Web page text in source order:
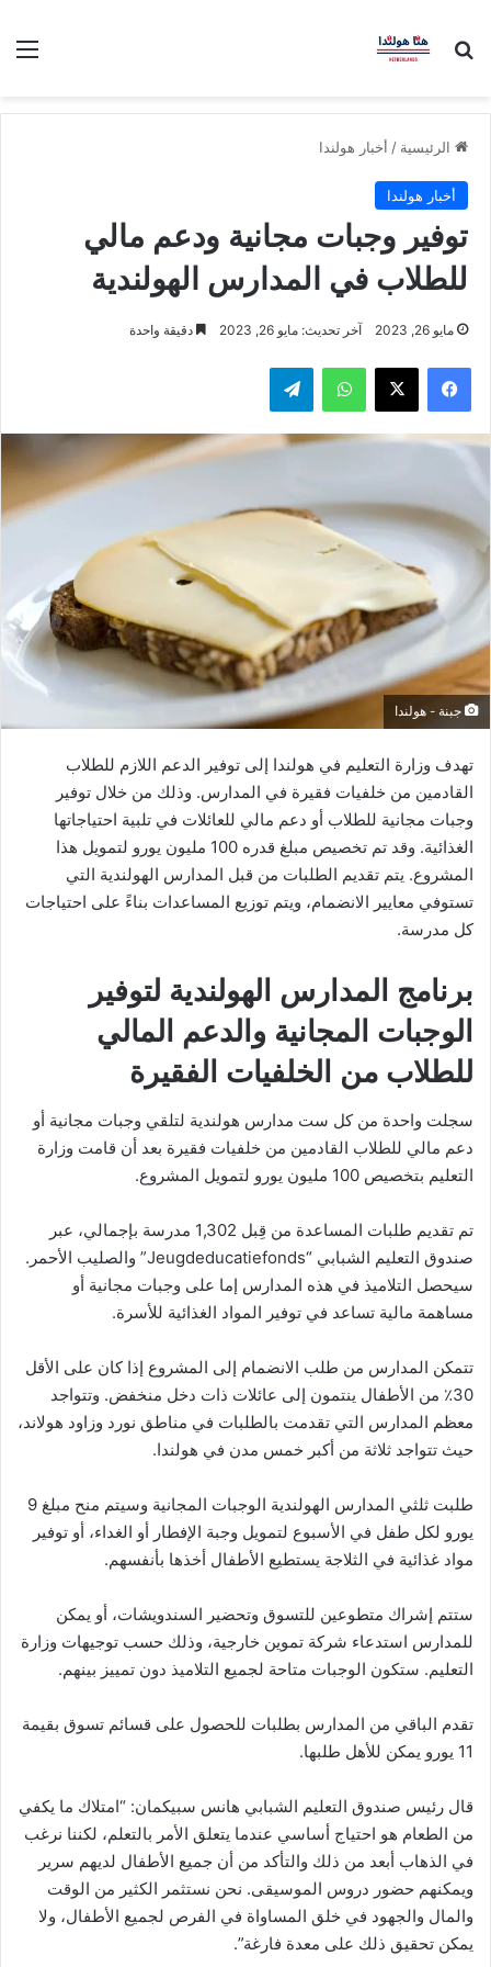
بحث عن
الرئيسية / أخبار هولندا
أخبار هولندا
توفير وجبات مجانية ودعم مالي
للطلاب في المدارس الهولندية
مايو 26, 2023 آخر تحديث: مايو 26, 2023 دقيقة واحدة
فيسبوك ‫X واتساب تيلقرام
جبنة - هولندا
تهدف وزارة التعليم في هولندا إلى توفير الدعم اللازم للطلاب
القادمين من خلفيات فقيرة في المدارس. وذلك من خلال توفير
وجبات مجانية للطلاب أو دعم مالي للعائلات في تلبية احتياجاتها
الغذائية. وقد تم تخصيص مبلغ قدره 100 مليون يورو لتمويل هذا
المشروع. يتم تقديم الطلبات من قبل المدارس الهولندية التي
تستوفي معايير الانضمام، ويتم توزيع المساعدات بناءً على احتياجات
كل مدرسة.
برنامج المدارس الهولندية لتوفير
الوجبات المجانية والدعم المالي
للطلاب من الخلفيات الفقيرة
سجلت واحدة من كل ست مدارس هولندية لتلقي وجبات مجانية أو
دعم مالي للطلاب القادمين من خلفيات فقيرة بعد أن قامت وزارة
التعليم بتخصيص 100 مليون يورو لتمويل المشروع.
تم تقديم طلبات المساعدة من قِبل 1,302 مدرسة بإجمالي، عبر
صندوق التعليم الشبابي “Jeugdeducatiefonds” والصليب الأحمر.
سيحصل التلاميذ في هذه المدارس إما على وجبات مجانية أو
مساهمة مالية تساعد في توفير المواد الغذائية للأسرة.
تتمكن المدارس من طلب الانضمام إلى المشروع إذا كان على الأقل
30٪ من الأطفال ينتمون إلى عائلات ذات دخل منخفض. وتتواجد
معظم المدارس التي تقدمت بالطلبات في مناطق نورد وزاود هولاند،
حيث تتواجد ثلاثة من أكبر خمس مدن في هولندا.
طلبت ثلثي المدارس الهولندية الوجبات المجانية وسيتم منح مبلغ 9
يورو لكل طفل في الأسبوع لتمويل وجبة الإفطار أو الغداء، أو توفير
مواد غذائية في الثلاجة يستطيع الأطفال أخذها بأنفسهم.
ستتم إشراك متطوعين للتسوق وتحضير السندويشات، أو يمكن
للمدارس استدعاء شركة تموين خارجية، وذلك حسب توجيهات وزارة
التعليم. ستكون الوجبات متاحة لجميع التلاميذ دون تمييز بينهم.
تقدم الباقي من المدارس بطلبات للحصول على قسائم تسوق بقيمة
11 يورو يمكن للأهل طلبها.
قال رئيس صندوق التعليم الشبابي هانس سبيكمان: “امتلاك ما يكفي
من الطعام هو احتياج أساسي عندما يتعلق الأمر بالتعلم، لكننا نرغب
في الذهاب أبعد من ذلك والتأكد من أن جميع الأطفال لديهم سرير
ويمكنهم حضور دروس الموسيقى. نحن نستثمر الكثير من الوقت
والمال والجهود في خلق المساواة في الفرص لجميع الأطفال، ولا
يمكن تحقيق ذلك على معدة فارغة”.